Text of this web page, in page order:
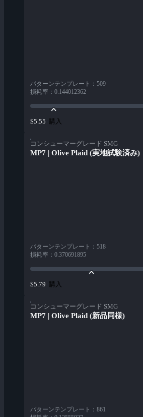
パターンテンプレート ： 509
損耗率 ： 0.144012362
$5.55 購入
コンシューマーグレード SMG
MP7 | Olive Plaid (実地試験済み)
パターンテンプレート ： 518
損耗率 ： 0.370691895
$5.79 購入
コンシューマーグレード SMG
MP7 | Olive Plaid (新品同様)
パターンテンプレート ： 861